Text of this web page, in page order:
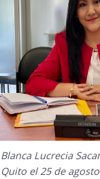
Blanca Lucrecia
Quito el 25 de